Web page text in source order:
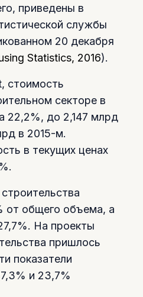
приведены в
службы
20 декабря
Statistics, 2016).
стоимость
секторе в
22,2%, до 2,147 млрд
в 2015-м.
в текущих ценах
от общего объема, а
На проекты
пришлось
показатели
и 23,7%